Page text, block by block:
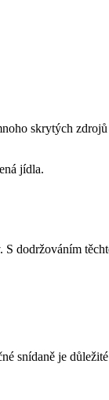
skrytých
jídla.
dodržováním
snídaně je